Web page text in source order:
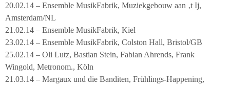
20.02.14 – Ensemble MusikFabrik, Muziekgebouw aan ‚t Ij,
Amsterdam/NL
21.02.14 – Ensemble MusikFabrik, Kiel
23.02.14 – Ensemble MusikFabrik, Colston Hall, Bristol/GB
25.02.14 – Oli Lutz, Bastian Stein, Fabian Ahrends, Frank
Wingold, Metronom., Köln
21.03.14 – Margaux und die Banditen, Frühlings-Happening,